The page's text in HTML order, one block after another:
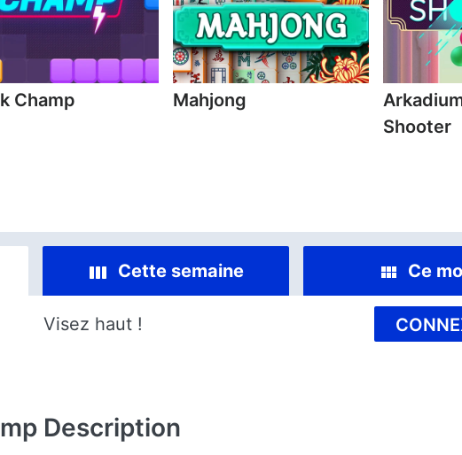
Champ Mahjong
Shooter
Cette semaine Ce
Visez haut !
Description